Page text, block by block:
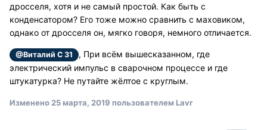
дросселя, хотя и не самый простой. Как быть с
конденсатором? Его тоже можно сравнить с маховиком,
однако от дросселя он, мягко говоря, немного отличается.
@Виталий С 31
, При всём вышесказанном, где
электрический импульс в сварочном процессе и где
штукатурка? Не путайте жёлтое с круглым.
Изменено25 марта, 2019 пользователем Lavr